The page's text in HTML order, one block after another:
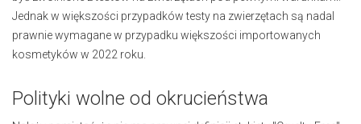
Jednak w większości przypadków testy na zwierzętach są nadal
prawnie wymagane w przypadku większości importowanych
kosmetyków w 2022 roku.
Polityki wolne od okrucieństwa